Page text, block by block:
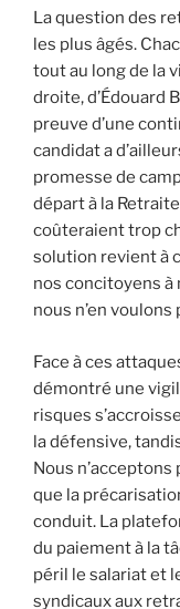
La question des
les plus âgés.
tout au long de la
droite, d’Édouard
preuve d’une
candidat a
promesse de
départ à la
coûteraient trop
solution revient à
nos concitoyens à
nous n’en voulons
Face à ces
démontré une
risques
la défensive,
Nous n’acceptons
que la
conduit. La
du paiement à la
péril le salariat et
syndicaux aux